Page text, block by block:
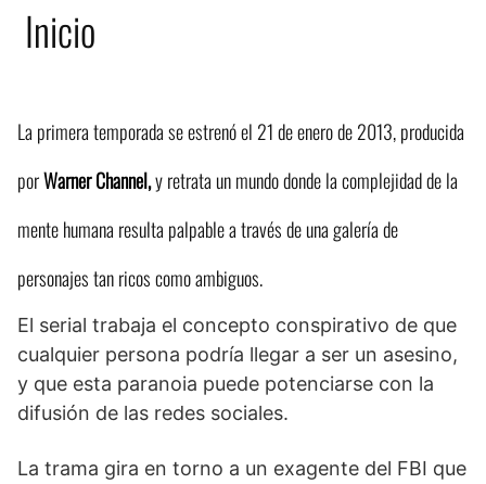
Inicio
La primera temporada se estrenó el 21 de enero de 2013, producida
porWarner Channel,y retrata un mundo donde la complejidad de la
mente humana resulta palpable a través de una galería de
personajes tan ricos como ambiguos.
El serial trabaja el concepto conspirativo de que
cualquier persona podría llegar a ser un asesino,
y que esta paranoia puede potenciarse con la
difusión de las redes sociales.
La trama gira en torno a un exagente del FBI que